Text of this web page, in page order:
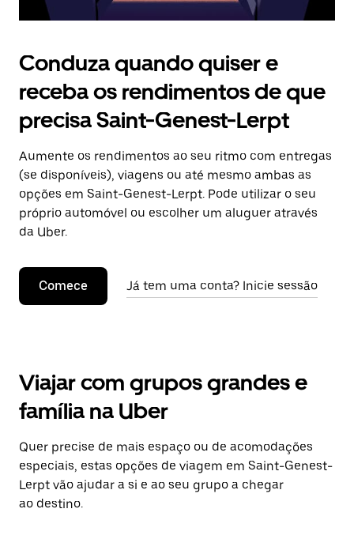
Conduza quando quiser e
receba os rendimentos de que
precisa Saint-Genest-Lerpt
Aumente os rendimentos ao seu ritmo com entregas
(se disponíveis), viagens ou até mesmo ambas as
opções em Saint-Genest-Lerpt. Pode utilizar o seu
próprio automóvel ou escolher um aluguer através
da Uber.
Comece Já tem uma conta? Inicie sessão
Viajar com grupos grandes e
família na Uber
Quer precise de mais espaço ou de acomodações
especiais, estas opções de viagem em Saint-Genest-
Lerpt vão ajudar a si e ao seu grupo a chegar
ao destino.